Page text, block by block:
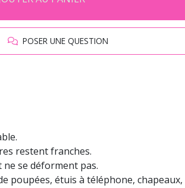
POSER UNE QUESTION
restent franches.
se déforment pas.
poupées, étuis à téléphone,